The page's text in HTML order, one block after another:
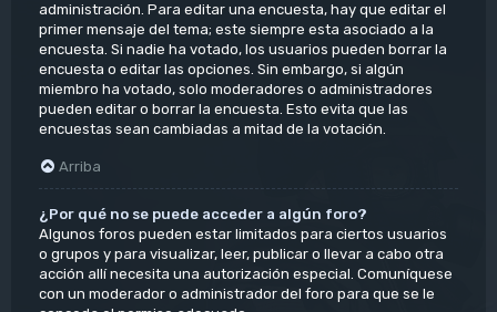
administración. Para editar una encuesta, hay que editar el
primer mensaje del tema; este siempre esta asociado a la
encuesta. Si nadie ha votado, los usuarios pueden borrar la
encuesta o editar las opciones. Sin embargo, si algún
miembro ha votado, solo moderadores o administradores
pueden editar o borrar la encuesta. Esto evita que las
encuestas sean cambiadas a mitad de la votación.
Arriba
¿Por qué no se puede acceder a algún foro?
Algunos foros pueden estar limitados para ciertos usuarios
o grupos y para visualizar, leer, publicar o llevar a cabo otra
acción allí necesita una autorización especial. Comuníquese
con un moderador o administrador del foro para que se le